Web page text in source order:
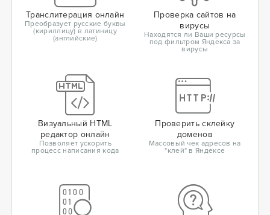
Транслитерация онлайн
Преобразует русские буквы
(кириллицу) в латиницу
(английские)
Проверка сайтов на
вирусы
Находятся ли Ваши ресурсы
под фильтром Яндекса за
вирусы
Визуальный HTML
редактор онлайн
Позволяет ускорить
процесс написания кода
Проверить склейку
доменов
Массовый чек адресов на
"клей" в Яндексе